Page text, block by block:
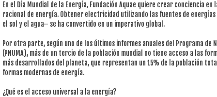
En el Día Mundial de la Energía, Fundación Aquae quiere crear conciencia
racional de energía. Obtener electricidad utilizando las fuentes de
el sol y el agua– se ha convertido en un imperativo global.
Por otra parte, según uno de los últimos informes anuales del Programa de
(PNUMA), más de un tercio de la población mundial no tiene acceso a las
más desarrollados del planeta, que representan un 15% de la población
formas modernas de energía.
¿Qué es el acceso universal a la energía?